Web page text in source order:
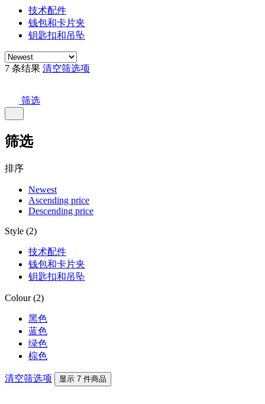
技术配件
钱包和卡片夹
钥匙扣和吊坠
7 条结果 清空筛选项
筛选
筛选
排序
Newest
Ascending price
Descending price
Style (2)
技术配件
钱包和卡片夹
钥匙扣和吊坠
Colour (2)
黑色
蓝色
绿色
棕色
清空筛选项 显示 7 件商品